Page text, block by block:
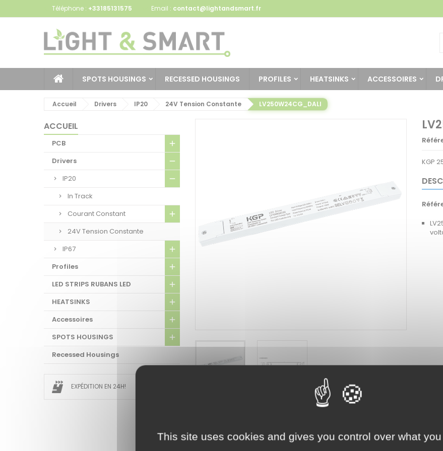
Téléphone : +33185131575 Email : contact@lightandsmart.fr
SPOTS HOUSINGS RECESSED HOUSINGS PROFILES HEATSINKS ACCESSOIRES
Accueil Drivers IP20 24V Tension Constante LV250W24CG_DALI
ACCUEIL
PCB
Drivers
IP20
In Track
Courant Constant
24V Tension Constante
IP67
Profiles
LED STRIPS RUBANS LED
HEATSINKS
Accessoires
SPOTS HOUSINGS
Recessed Housings
EXPÉDITION EN 24H!
Datasheet
KGP
This site uses cookies and gives you control over what